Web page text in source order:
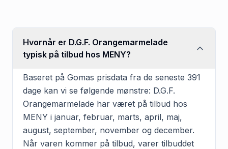
Hvornår er D.G.F. Orangemarmelade
typisk på tilbud hos MENY?
Baseret på Gomas prisdata fra de seneste 391
dage kan vi se følgende mønstre: D.G.F.
Orangemarmelade har været på tilbud hos
MENY i januar, februar, marts, april, maj,
august, september, november og december.
Når varen kommer på tilbud, varer tilbuddet